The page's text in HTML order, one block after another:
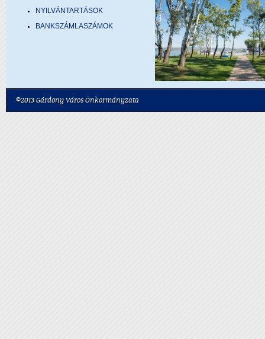
NYILVÁNTARTÁSOK
BANKSZÁMLASZÁMOK
©2013 Gárdony Város Önkormányzata